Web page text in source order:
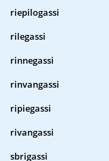
riepilogassi
rilegassi
rinnegassi
rinvangassi
ripiegassi
rivangassi
sbrigassi